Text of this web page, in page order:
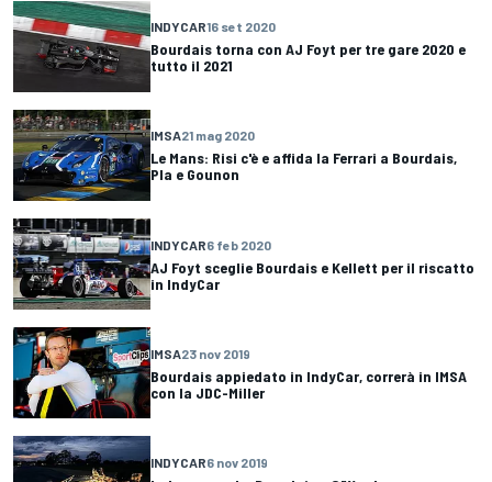
INDYCAR16 set 2020
Bourdais torna con AJ Foyt per tre gare 2020 e
tutto il 2021
IMSA21 mag 2020
Le Mans: Risi c'è e affida la Ferrari a Bourdais,
Pla e Gounon
INDYCAR6 feb 2020
AJ Foyt sceglie Bourdais e Kellett per il riscatto
in IndyCar
IMSA23 nov 2019
Bourdais appiedato in IndyCar, correrà in IMSA
con la JDC-Miller
INDYCAR6 nov 2019